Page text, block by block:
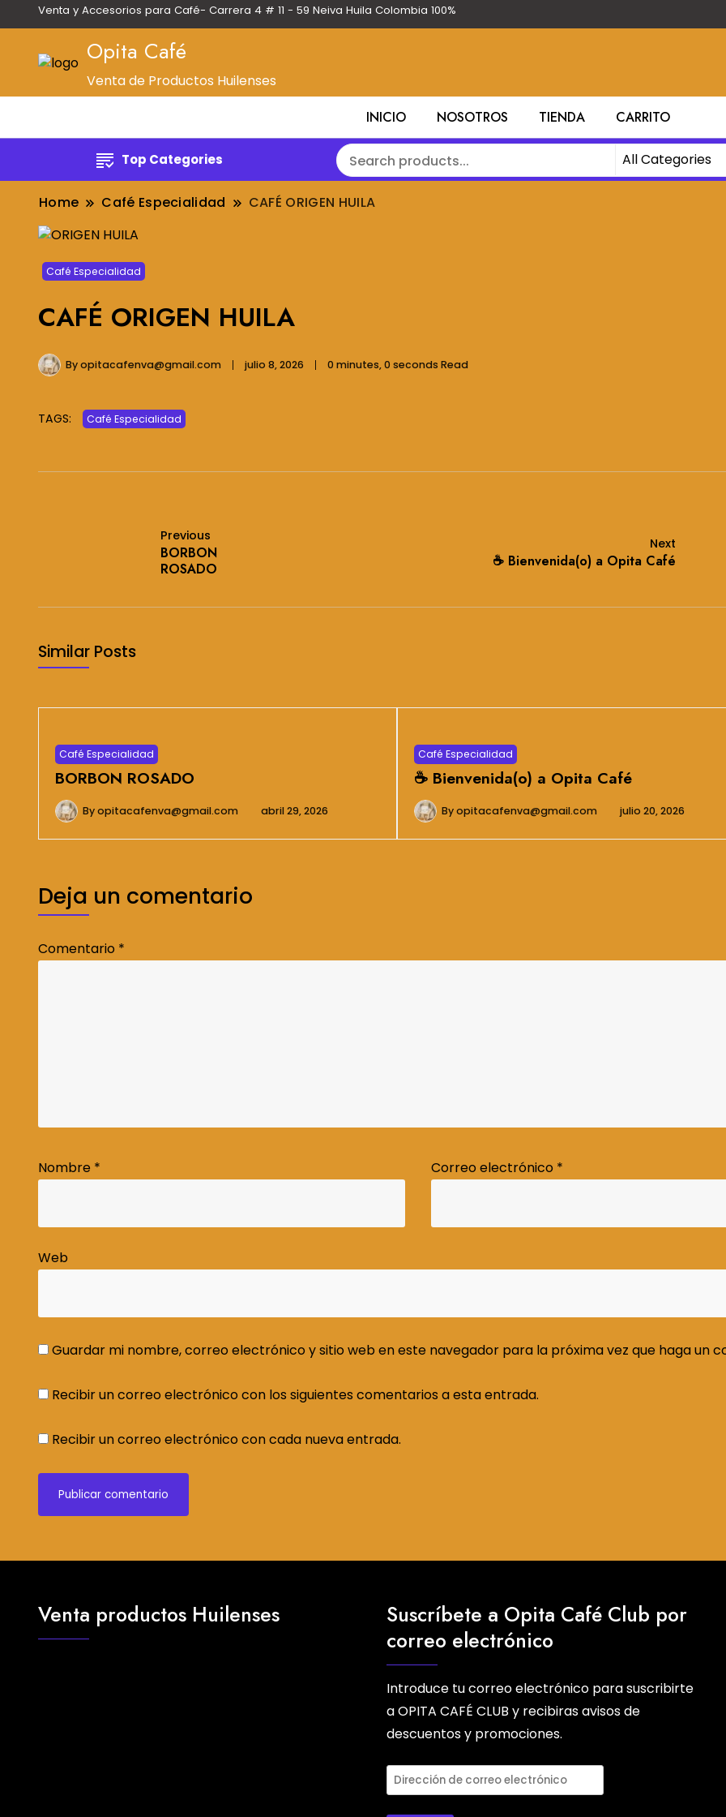
Venta y Accesorios para Café- Carrera 4 # 11 - 59 Neiva Huila Colombia 100%
Opita Café
Venta de Productos Huilenses
INICIO
NOSOTROS TIENDA CARRITO
Top Categories
Home Café Especialidad CAFÉ ORIGEN HUILA
Café Especialidad
CAFÉ ORIGEN HUILA
Byopitacafenva@gmail.com julio 8, 2026 0 minutes, 0 seconds Read
TAGS: Café Especialidad
Previous
BORBON
ROSADO
Next
☕ Bienvenida(o) a Opita Café
Similar Posts
Café Especialidad
BORBON ROSADO
Byopitacafenva@gmail.com abril 29, 2026
Café Especialidad
☕ Bienvenida(o) a Opita Café
Byopitacafenva@gmail.com julio 20, 2026
Deja un comentario
Comentario *
Nombre * Correo electrónico *
Web
Guardar mi nombre, correo electrónico y sitio web en este navegador para la próxima vez que haga un
Recibir un correo electrónico con los siguientes comentarios a esta entrada.
Recibir un correo electrónico con cada nueva entrada.
Venta productos Huilenses
Suscríbete a Opita Café Club por
correo electrónico
Introduce tu correo electrónico para suscribirte
a OPITA CAFÉ CLUB y recibiras avisos de
descuentos y promociones.